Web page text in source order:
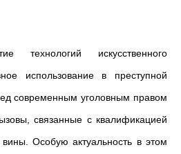
технологий искусственного
использование в преступной
современным уголовным правом
связанные с квалификацией
Особую актуальность в этом